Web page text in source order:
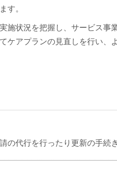
す。
施状況を把握し、サービス事
ケアプランの見直しを行い、
の代行を行ったり更新の手続